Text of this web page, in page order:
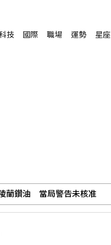
技 國際 職場 運勢 星座
蘭鑽油 當局警告未核准